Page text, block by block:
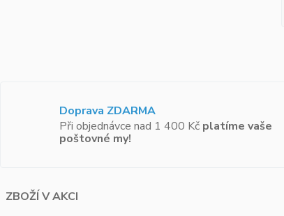
Doprava ZDARMA
Při objednávce nad 1 400 Kč platíme vaše
poštovné my!
ZBOŽÍ V AKCI